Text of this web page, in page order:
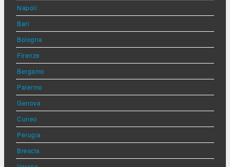
Napoli
Bari
Bologna
Firenze
Bergamo
Palermo
Genova
Cuneo
Perugia
Brescia